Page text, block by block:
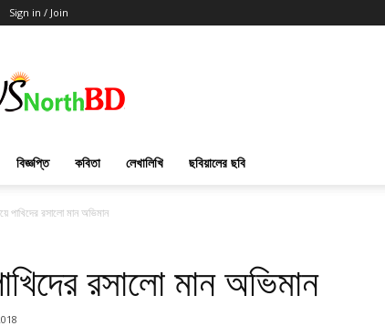
Sign in / Join
বিজ্ঞপ্তি কবিতা লেখালিখি ছবিয়ালের ছবি
পাখিদের রসালো মান অভিমান
রসালো মান অভিমান